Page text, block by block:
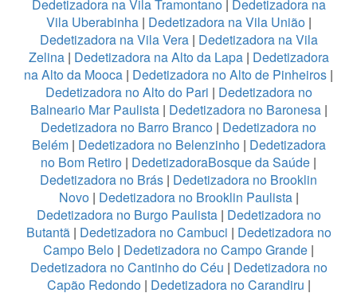
Dedetizadora na Vila Tramontano| Dedetizadora na
Vila Uberabinha| Dedetizadora na Vila União|
Dedetizadora na Vila Vera| Dedetizadora na Vila
Zelina| Dedetizadora na Alto da Lapa| Dedetizadora
na Alto da Mooca | Dedetizadora no Alto de Pinheiros |
Dedetizadora no Alto do Pari | Dedetizadora no
Balneario Mar Paulista| Dedetizadora no Baronesa|
Dedetizadora no Barro Branco | Dedetizadora no
Belém| Dedetizadora no Belenzinho| Dedetizadora
no Bom Retiro | DedetizadoraBosque da Saúde |
Dedetizadora no Brás | Dedetizadora no Brooklin
Novo| Dedetizadora no Brooklin Paulista|
Dedetizadora no Burgo Paulista| Dedetizadora no
Butantã| Dedetizadora no Cambuci | Dedetizadora no
Campo Belo | Dedetizadora no Campo Grande |
Dedetizadora no Cantinho do Céu | Dedetizadora no
Capão Redondo| Dedetizadora no Carandiru |